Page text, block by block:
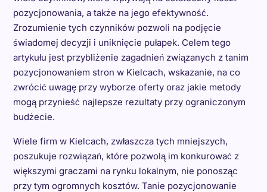
pozycjonowania, a także na jego efektywność.
Zrozumienie tych czynników pozwoli na podjęcie
świadomej decyzji i uniknięcie pułapek. Celem tego
artykułu jest przybliżenie zagadnień związanych z tanim
pozycjonowaniem stron w Kielcach, wskazanie, na co
zwrócić uwagę przy wyborze oferty oraz jakie metody
mogą przynieść najlepsze rezultaty przy ograniczonym
budżecie.
Wiele firm w Kielcach, zwłaszcza tych mniejszych,
poszukuje rozwiązań, które pozwolą im konkurować z
większymi graczami na rynku lokalnym, nie ponosząc
przy tym ogromnych kosztów. Tanie pozycjonowanie